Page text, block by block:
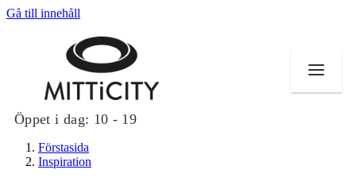
Gå till innehåll
Öppet i dag: 10 - 19
Förstasida
Inspiration